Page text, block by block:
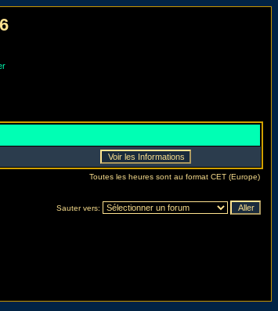
Toutes les heures sont au format CET (Europe)
Sauter vers: